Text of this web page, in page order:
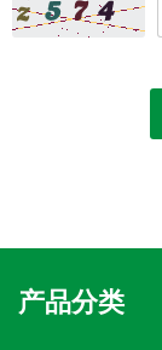
产品分类